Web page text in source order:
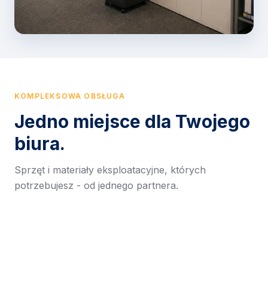
KOMPLEKSOWA OBSŁUGA
Jedno miejsce dla Twojego
biura.
Sprzęt i materiały eksploatacyjne, których
potrzebujesz - od jednego partnera.